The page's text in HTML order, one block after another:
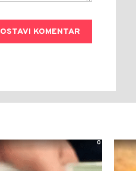
OSTAVI KOMENTAR
0